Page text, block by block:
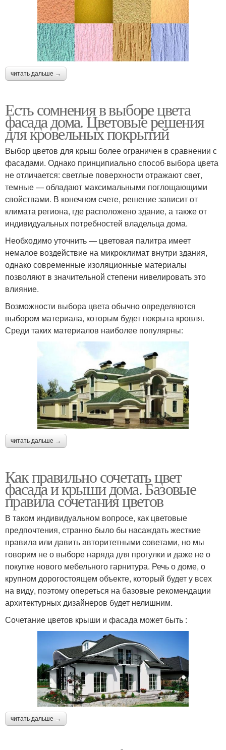
читать дальше →
Есть сомнения в выборе цвета
фасада дома. Цветовые решения
для кровельных покрытий
Выбор цветов для крыш более ограничен в сравнении с
фасадами. Однако принципиально способ выбора цвета
не отличается: светлые поверхности отражают свет,
темные — обладают максимальными поглощающими
свойствами. В конечном счете, решение зависит от
климата региона, где расположено здание, а также от
индивидуальных потребностей владельца дома.
Необходимо уточнить — цветовая палитра имеет
немалое воздействие на микроклимат внутри здания,
однако современные изоляционные материалы
позволяют в значительной степени нивелировать это
влияние.
Возможности выбора цвета обычно определяются
выбором материала, которым будет покрыта кровля.
Среди таких материалов наиболее популярны:
читать дальше →
Как правильно сочетать цвет
фасада и крыши дома. Базовые
правила сочетания цветов
В таком индивидуальном вопросе, как цветовые
предпочтения, странно было бы насаждать жесткие
правила или давить авторитетными советами, но мы
говорим не о выборе наряда для прогулки и даже не о
покупке нового мебельного гарнитура. Речь о доме, о
крупном дорогостоящем объекте, который будет у всех
на виду, поэтому опереться на базовые рекомендации
архитектурных дизайнеров будет нелишним.
Сочетание цветов крыши и фасада может быть :
читать дальше →